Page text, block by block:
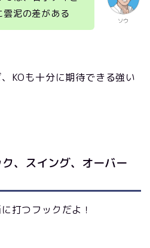
ソウ
泥の差がある
KOも十分に期待できる強い
、スイング、オーバー
打つフックだよ！